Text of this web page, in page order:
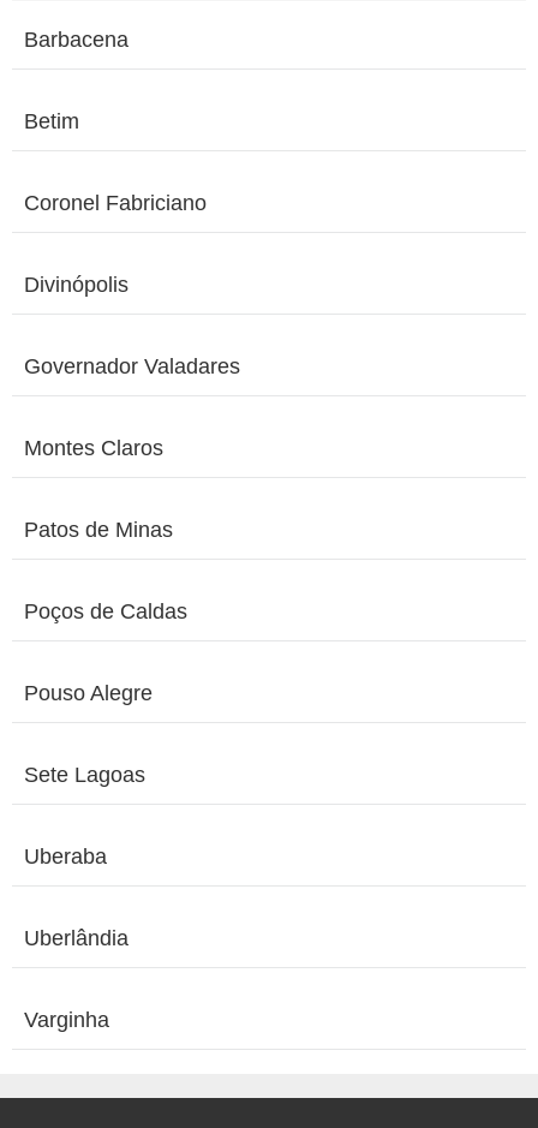
Barbacena
Betim
Coronel Fabriciano
Divinópolis
Governador Valadares
Montes Claros
Patos de Minas
Poços de Caldas
Pouso Alegre
Sete Lagoas
Uberaba
Uberlândia
Varginha